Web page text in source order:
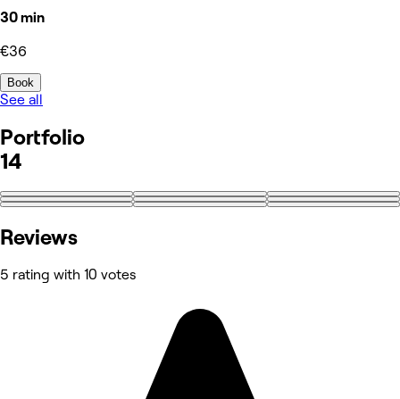
30 min
€36
Book
See all
Portfolio
14
+5
Reviews
5 rating with 10 votes